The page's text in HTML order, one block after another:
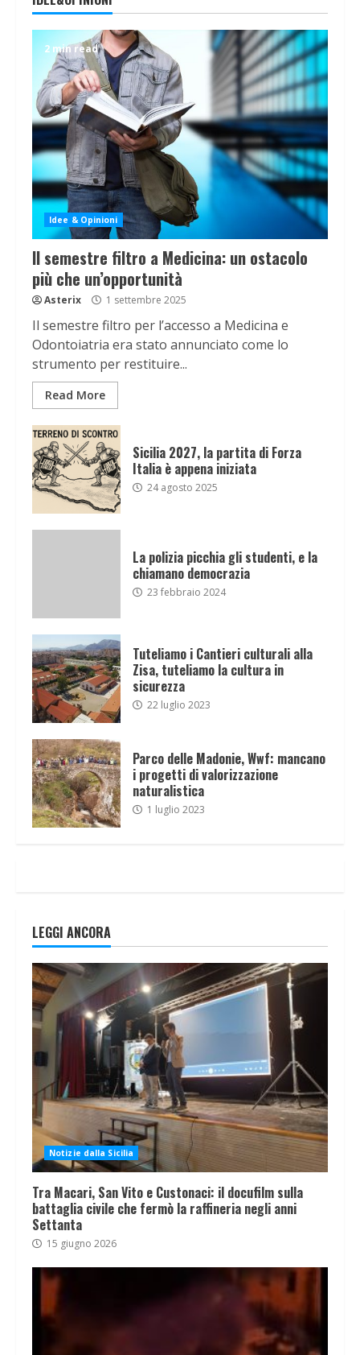
2 min read
Idee & Opinioni
Il semestre filtro a Medicina: un ostacolo
più che un’opportunità
Asterix 1 settembre 2025
Il semestre filtro per l’accesso a Medicina e
Odontoiatria era stato annunciato come lo
strumento per restituire...
Read More
Sicilia 2027, la partita di Forza
Italia è appena iniziata
24 agosto 2025
La polizia picchia gli studenti, e la
chiamano democrazia
23 febbraio 2024
Tuteliamo i Cantieri culturali alla
Zisa, tuteliamo la cultura in
sicurezza
22 luglio 2023
Parco delle Madonie, Wwf: mancano
i progetti di valorizzazione
naturalistica
1 luglio 2023
LEGGI ANCORA
Notizie dalla Sicilia
Tra Macari, San Vito e Custonaci: il docufilm sulla
battaglia civile che fermò la raffineria negli anni
Settanta
15 giugno 2026